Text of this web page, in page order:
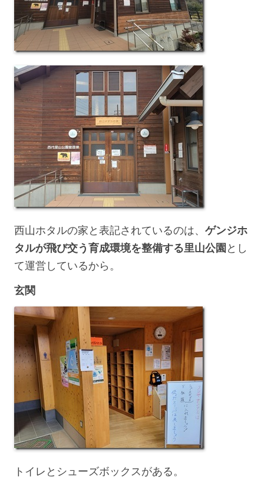
西山ホタルの家と表記されているのは、 ゲンジホ
タルが飛び交う育成環境を整備する里山公園 とし
て運営しているから。
玄関
トイレとシューズボックスがある。